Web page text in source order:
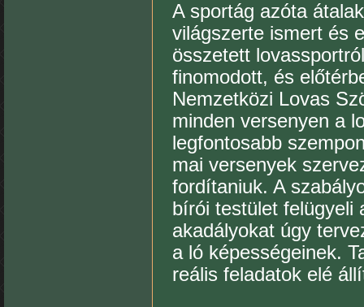
A sportág azóta
világszerte ismert és
összetett
finomodott, és
Nemzetközi Lovas
minden versenyen a
legfontosabb
mai versenyek
fordítaniuk. A
bírói testület felügyeli
akadályokat úgy
a ló képességeinek.
reális feladatok elé